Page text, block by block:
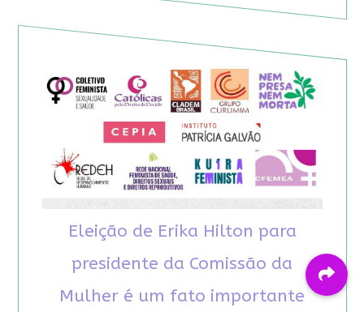
Eleição de Erika Hilton para
presidente da Comissão da
Mulher é um fato importante